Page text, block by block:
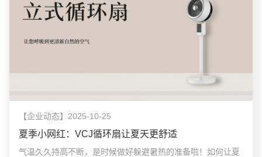
【企业动态】2025-10-25
夏季小网红：VCJ循环扇让夏天更舒适
气温久久持高不断，是时候做好躲避暑热的准备啦！如何让夏